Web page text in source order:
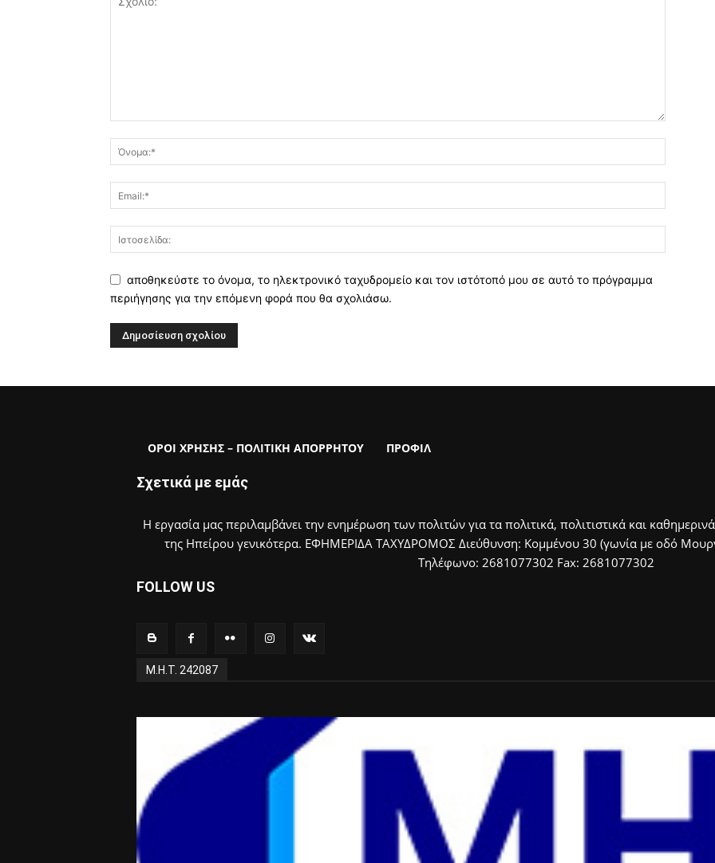
αποθηκεύστε το όνομα, το ηλεκτρονικό ταχυδρομείο και τον ιστότοπό μου σε αυτό το πρόγραμμα
περιήγησης για την επόμενη φορά που θα σχολιάσω.
ΟΡΟΙ ΧΡΗΣΗΣ – ΠΟΛΙΤΙΚΗ ΑΠΟΡΡΗΤΟΥ ΠΡΟΦΙΛ
Σχετικά με εμάς
Η εργασία μας περιλαμβάνει την ενημέρωση των πολιτών για τα πολιτικά, πολιτιστικά και
της Ηπείρου γενικότερα. ΕΦΗΜΕΡΙΔΑ ΤΑΧΥΔΡΟΜΟΣ Διεύθυνση: Κομμένου 30 (γωνία με οδό
Τηλέφωνο: 2681077302 Fax: 2681077302
FOLLOW US
Μ.Η.Τ. 242087